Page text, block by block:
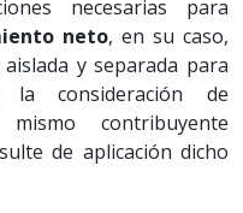
necesarias para
neto, en su caso,
y separada para
consideración de
contribuyente
de aplicación dicho